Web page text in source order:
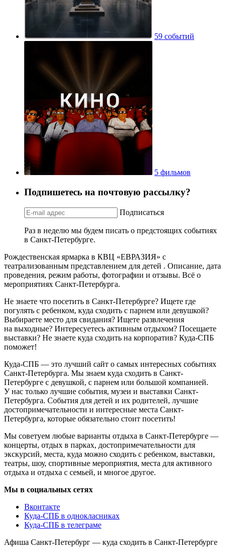
59 событий
5 фильмов
Подпишетесь на почтовую рассылку?
Подписаться
Раз в неделю мы будем писать о предстоящих событиях
в Санкт-Петербурге.
Рождественская ярмарка в КВЦ «ЕВРАЗИЯ» с
театрализованным представлением для детей . Описание, дата
проведения, режим работы, фотографии и отзывы. Всё о
мероприятиях Санкт-Петербурга.
Не знаете что посетить в Санкт-Петербурге? Ищете где
погулять с ребенком, куда сходить с парнем или девушкой?
Выбираете место для свидания? Ищете развлечения
на выходные? Интересуетесь активным отдыхом? Посещаете
выставки? Не знаете куда сходить на корпоратив? Куда-СПБ
поможет!
Куда-СПБ — это лучший сайт о самых интересных событиях
Санкт-Петербурга. Мы знаем куда сходить в Санкт-
Петербурге с девушкой, с парнем или большой компанией.
У нас только лучшие события, музеи и выставки Санкт-
Петербурга. События для детей и их родителей, лучшие
достопримечательности и интересные места Санкт-
Петербурга, которые обязательно стоит посетить!
Мы советуем любые варианты отдыха в Санкт-Петербурге —
концерты, отдых в парках, достопримечательности для
экскурсий, места, куда можно сходить с ребенком, выставки,
театры, шоу, спортивные мероприятия, места для активного
отдыха и отдыха с семьей, и многое другое.
Мы в социальных сетях
Вконтакте
Куда-СПБ в однокласниках
Куда-СПБ в телеграме
Афиша Санкт-Петербург — куда сходить в Санкт-Петербурге